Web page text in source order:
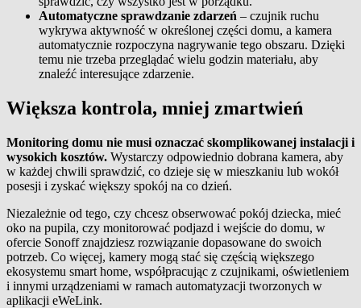
Automatyczne sprawdzanie zdarzeń – czujnik ruchu
wykrywa aktywność w określonej części domu, a kamera
automatycznie rozpoczyna nagrywanie tego obszaru. Dzięki
temu nie trzeba przeglądać wielu godzin materiału, aby
znaleźć interesujące zdarzenie.
Większa kontrola, mniej zmartwień
Monitoring domu nie musi oznaczać skomplikowanej instalacji i
wysokich kosztów. Wystarczy odpowiednio dobrana kamera, aby
w każdej chwili sprawdzić, co dzieje się w mieszkaniu lub wokół
posesji i zyskać większy spokój na co dzień.
Niezależnie od tego, czy chcesz obserwować pokój dziecka, mieć
oko na pupila, czy monitorować podjazd i wejście do domu, w
ofercie Sonoff znajdziesz rozwiązanie dopasowane do swoich
potrzeb. Co więcej, kamery mogą stać się częścią większego
ekosystemu smart home, współpracując z czujnikami, oświetleniem
i innymi urządzeniami w ramach automatyzacji tworzonych w
aplikacji eWeLink.